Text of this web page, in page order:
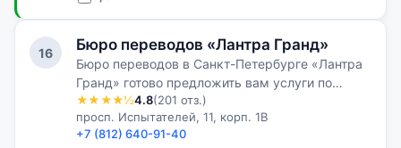
16 Бюро переводов «Лантра Гранд»
Бюро переводов в Санкт-Петербурге «Лантра
Гранд» готово предложить вам услуги по
письменному переводу с более чем 50 языков
мира. Нам под силу выполнение перевода
любой сложности и тематики.
★★★★½4.8(201 отз.)
просп. Испытателей, 11, корп. 1В
+7 (812) 640-91-40